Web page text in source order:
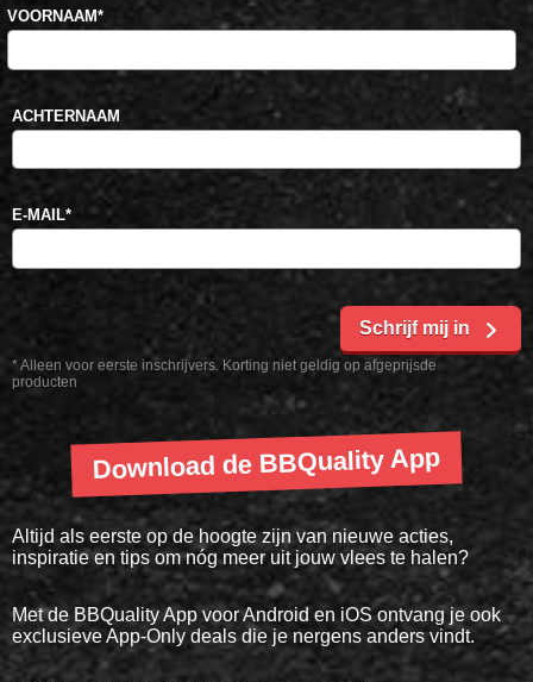
* Alleen voor eerste inschrijvers. Korting niet geldig op afgeprijsde
producten
VOORNAAM*
ACHTERNAAM
E-MAIL*
Schrijf mij in
Download de BBQuality App
Altijd als eerste op de hoogte zijn van nieuwe acties,
inspiratie en tips om nóg meer uit jouw vlees te halen?
Met de BBQuality App voor Android en iOS ontvang je ook
exclusieve App-Only deals die je nergens anders vindt.